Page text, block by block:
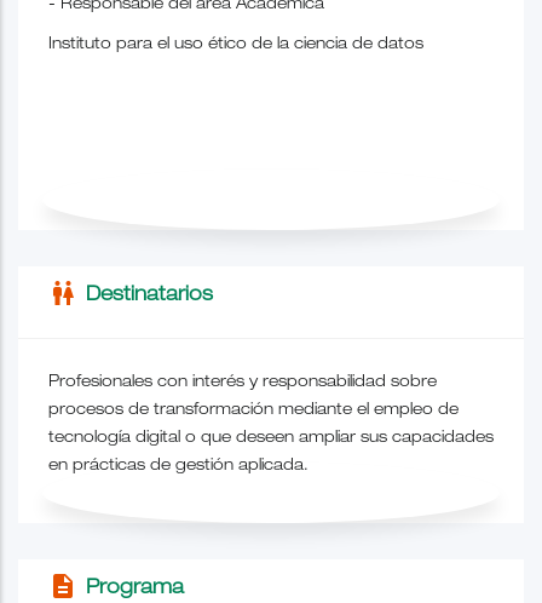
- Responsable del área Academica
Instituto para el uso ético de la ciencia de datos
wc Destinatarios
Profesionales con interés y responsabilidad sobre
procesos de transformación mediante el empleo de
tecnología digital o que deseen ampliar sus capacidades
en prácticas de gestión aplicada.
description Programa